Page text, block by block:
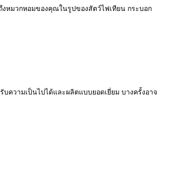
หมวกหอมของคุณในรูปของสัตว์ไฟเทียน กระบอก
ความเป็นไปได้และผลิตแบบยอดเยี่ยม บางครั้งอาจ